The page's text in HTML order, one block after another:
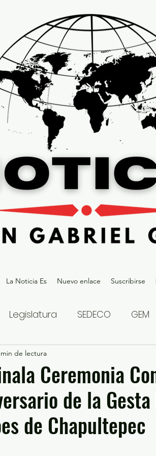
La Noticia Es Nuevo enlace Suscribirse
Legislatura SEDECO GEM
Gubernatura Edoméx 2023
y Justicia Denuncia
Opinión Internacional
Ceremonia
de la
de Chapultepec
de lectura